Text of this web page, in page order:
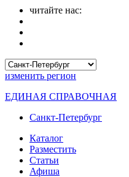
читайте нас:
изменить регион
ЕДИНАЯ СПРАВОЧНАЯ
Санкт-Петербург
Каталог
Разместить
Статьи
Афиша